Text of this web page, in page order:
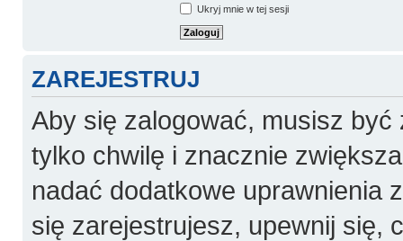
Ukryj mnie w tej sesji
ZAREJESTRUJ
Aby się zalogować, musisz
tylko chwilę i znacznie
nadać dodatkowe uprawnienia
się zarejestrujesz, upewnij się,